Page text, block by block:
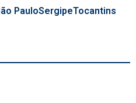
PauloSergipeTocantins